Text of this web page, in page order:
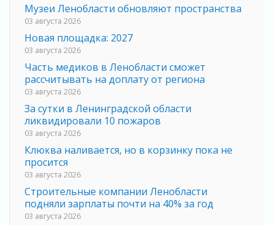
Музеи Ленобласти обновляют пространства
03 августа 2026
Новая площадка: 2027
03 августа 2026
Часть медиков в Ленобласти сможет
рассчитывать на доплату от региона
03 августа 2026
За сутки в Ленинградской области
ликвидировали 10 пожаров
03 августа 2026
Клюква наливается, но в корзинку пока не
просится
03 августа 2026
Строительные компании Ленобласти
подняли зарплаты почти на 40% за год
03 августа 2026